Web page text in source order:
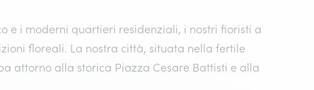
e i moderni quartieri residenziali, i nostri fioristi a
floreali. La nostra città, situata nella fertile
attorno alla storica Piazza Cesare Battisti e alla